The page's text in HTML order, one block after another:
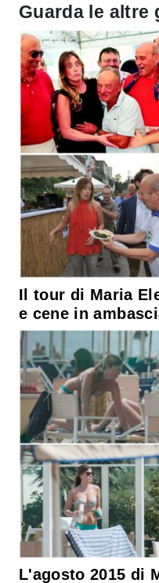
Guarda le altre
Il tour di Maria
e cene in
L'agosto 2015 di